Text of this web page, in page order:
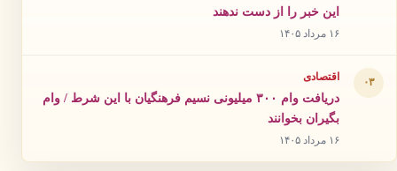
این خبر را از دست ندهند
۱۶ مرداد ۱۴۰۵
۰۳ اقتصادی
دریافت وام ۳۰۰ میلیونی نسیم فرهنگیان با این شرط / وام
بگیران بخوانند
۱۶ مرداد ۱۴۰۵